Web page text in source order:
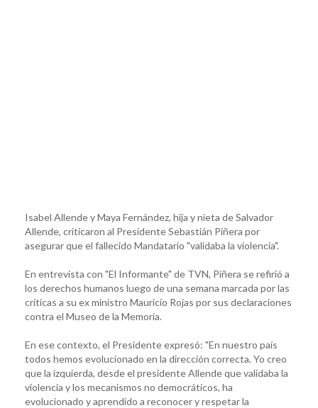
Isabel Allende y Maya Fernández, hija y nieta de Salvador
Allende, criticaron al Presidente Sebastián Piñera por
asegurar que el fallecido Mandatario "validaba la violencia".
En entrevista con "El Informante" de TVN, Piñera se refirió a
los derechos humanos luego de una semana marcada por las
críticas a su ex ministro Mauricio Rojas por sus declaraciones
contra el Museo de la Memoria.
En ese contexto, el Presidente expresó: "En nuestro país
todos hemos evolucionado en la dirección correcta. Yo creo
que la izquierda, desde el presidente Allende que validaba la
violencia y los mecanismos no democráticos, ha
evolucionado y aprendido a reconocer y respetar la